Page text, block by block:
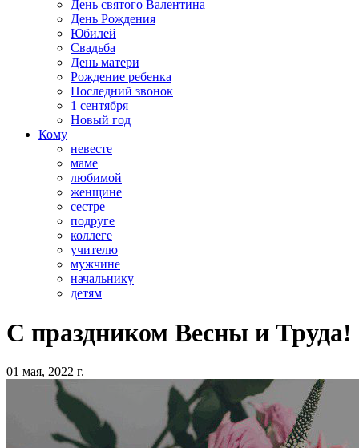
День святого Валентина
День Рождения
Юбилей
Свадьба
День матери
Рождение ребенка
Последний звонок
1 сентября
Новый год
Кому
невесте
маме
любимой
женщине
сестре
подруге
коллеге
учителю
мужчине
начальнику
детям
С праздником Весны и Труда!
01 мая, 2022 г.